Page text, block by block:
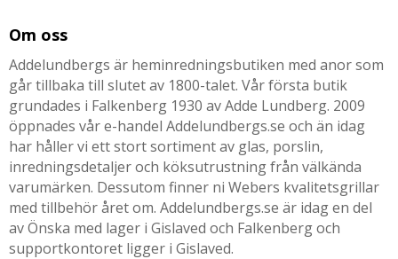
Om oss
Addelundbergs är heminredningsbutiken med anor som
går tillbaka till slutet av 1800-talet. Vår första butik
grundades i Falkenberg 1930 av Adde Lundberg. 2009
öppnades vår e-handel Addelundbergs.se och än idag
har håller vi ett stort sortiment av glas, porslin,
inredningsdetaljer och köksutrustning från välkända
varumärken. Dessutom finner ni Webers kvalitetsgrillar
med tillbehör året om. Addelundbergs.se är idag en del
av Önska med lager i Gislaved och Falkenberg och
supportkontoret ligger i Gislaved.